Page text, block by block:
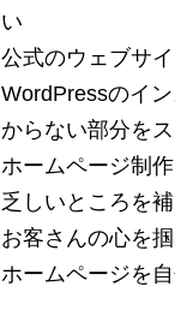
い
公式のウェブサ
WordPressのイ
からない部分を
ホームページ制
乏しいところを
お客さんの心を
ホームページを